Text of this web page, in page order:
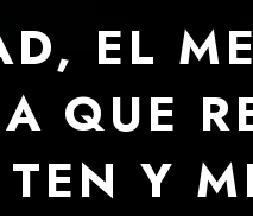
EL
QUE
Y